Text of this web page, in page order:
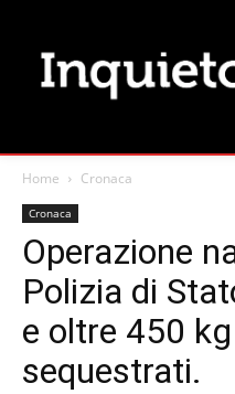
Home Cronaca
Cronaca
Operazione
Polizia di
e oltre 450
sequestrati.